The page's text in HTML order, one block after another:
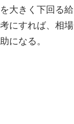
大きく下回る給
にすれば、相場
になる。